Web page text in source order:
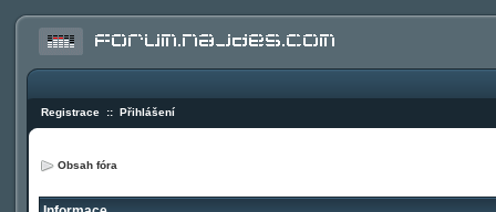
Registrace :: Přihlášení
Obsah fóra